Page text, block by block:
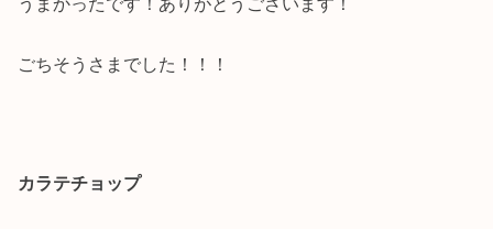
ごちそうさまでした！！！
カラテチョップ